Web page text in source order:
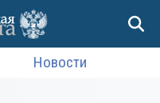
Новости